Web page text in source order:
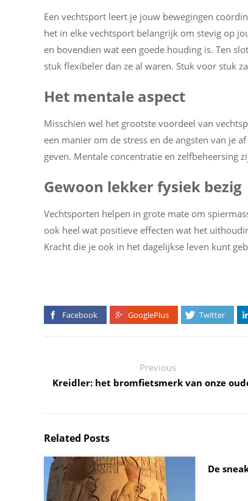
Een vechtsport leert je jouw bewegingen
het in elke vechtsport belangrijk om stevig op
en bovendien wat een goede houding is. Ten
stuk flexibeler dan ze al waren. Stuk voor stuk
Het mentale aspect
Misschien wel het grootste voordeel van
een manier om de stress en de angsten van je
geven. Mentale concentratie en zelfbeheersing
Gewoon lekker fysiek bezig
Vechtsporten helpen in grote mate om
ook heel wat positieve effecten wat het
Kracht die je ook in het dagelijkse leven kunt
Facebook GooglePlus Twitter
Previous
Kreidler: het bromfietsmerk van onze
Related Posts
De